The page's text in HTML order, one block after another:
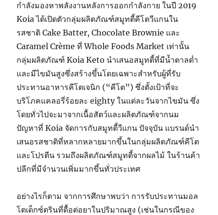
กำลังมองหาพลังงานหลังการออกกำลังกาย ในปี 2019
Koia ได้เปิดตัวกลุ่มผลิตภัณฑ์สมูทตี้คีโตวีแกนใน
รสชาติ Cake Batter, Chocolate Brownie และ
Caramel Crème ที่ Whole Foods Market เท่านั้น
กลุ่มผลิตภัณฑ์ Koia Keto นำเสนอสมูทตี้ที่มีน้ำตาลต่ำ
และมีไขมันสูงซึ่งสร้างขึ้นโดยเฉพาะสำหรับผู้ที่รับ
ประทานอาหารคีโตเจนิก (“คีโต”) ซึ่งตั้งเป้าที่จะ
บริโภคแคลอรี่ร้อยละ eighty ในแต่ละวันจากไขมัน ซึ่ง
โดยทั่วไปจะมาจากเนื้อสัตว์และผลิตภัณฑ์จากนม
ปัญหาที่ Koia จัดการกับสมูทตี้วีแกน ปัจจุบัน แบรนด์นำ
เสนอรสชาติที่หลากหลายมากขึ้นในกลุ่มผลิตภัณฑ์คีโต
และโปรตีน รวมถึงผลิตภัณฑ์สมูทตี้จากผลไม้ ในร้านค้า
ปลีกที่มีจำนวนเพิ่มมากขึ้นทั่วประเทศ
อย่างไรก็ตาม จากการศึกษาพบว่า การรับประทานมอล
โตเด็กซ์ตรินที่ดื้อต่อยาในปริมาณสูง (เช่นในกรณีของ